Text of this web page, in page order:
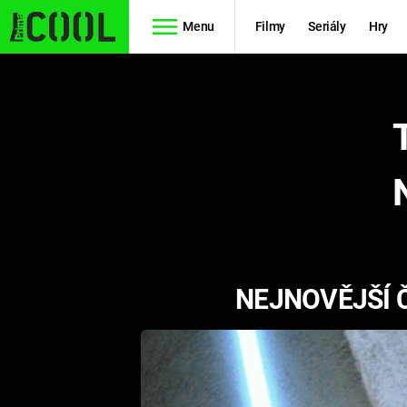
Menu Filmy Seriály Hry
FUTURAMA
PREDÁTOR
NEJNOVĚJŠÍ